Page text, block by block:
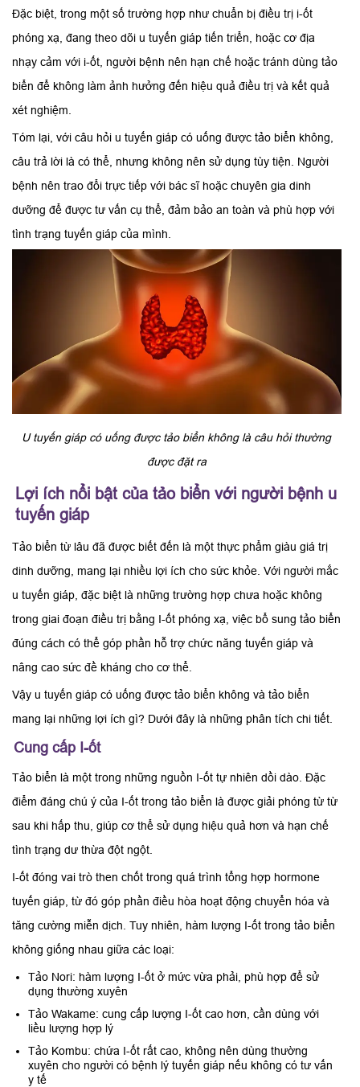
Đặc biệt, trong một số trường hợp như chuẩn bị điều trị i-ốt
phóng xạ, đang theo dõi u tuyến giáp tiến triển, hoặc cơ địa
nhạy cảm với i-ốt, người bệnh nên hạn chế hoặc tránh dùng tảo
biển để không làm ảnh hưởng đến hiệu quả điều trị và kết quả
xét nghiệm.
Tóm lại, với câu hỏi u tuyến giáp có uống được tảo biển không,
câu trả lời là có thể, nhưng không nên sử dụng tùy tiện. Người
bệnh nên trao đổi trực tiếp với bác sĩ hoặc chuyên gia dinh
dưỡng để được tư vấn cụ thể, đảm bảo an toàn và phù hợp với
tình trạng tuyến giáp của mình.
U tuyến giáp có uống được tảo biển không là câu hỏi thường
được đặt ra
Lợi ích nổi bật của tảo biển với người bệnh u
tuyến giáp
Tảo biển từ lâu đã được biết đến là một thực phẩm giàu giá trị
dinh dưỡng, mang lại nhiều lợi ích cho sức khỏe. Với người mắc
u tuyến giáp, đặc biệt là những trường hợp chưa hoặc không
trong giai đoạn điều trị bằng I-ốt phóng xạ, việc bổ sung tảo biển
đúng cách có thể góp phần hỗ trợ chức năng tuyến giáp và
nâng cao sức đề kháng cho cơ thể.
Vậy u tuyến giáp có uống được tảo biển không và tảo biển
mang lại những lợi ích gì? Dưới đây là những phân tích chi tiết.
Cung cấp I-ốt
Tảo biển là một trong những nguồn I-ốt tự nhiên dồi dào. Đặc
điểm đáng chú ý của I-ốt trong tảo biển là được giải phóng từ từ
sau khi hấp thu, giúp cơ thể sử dụng hiệu quả hơn và hạn chế
tình trạng dư thừa đột ngột.
I-ốt đóng vai trò then chốt trong quá trình tổng hợp hormone
tuyến giáp, từ đó góp phần điều hòa hoạt động chuyển hóa và
tăng cường miễn dịch. Tuy nhiên, hàm lượng I-ốt trong tảo biển
không giống nhau giữa các loại:
Tảo Nori: hàm lượng I-ốt ở mức vừa phải, phù hợp để sử
dụng thường xuyên
Tảo Wakame: cung cấp lượng I-ốt cao hơn, cần dùng với
liều lượng hợp lý
Tảo Kombu: chứa I-ốt rất cao, không nên dùng thường
xuyên cho người có bệnh lý tuyến giáp nếu không có tư vấn
y tế